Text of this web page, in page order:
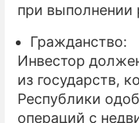
при выполнении
Гражданство:
Инвестор
из государств,
Республики
операций с